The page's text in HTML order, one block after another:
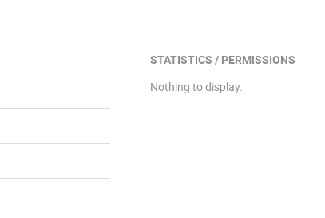
STATISTICS / PERMISSIONS
Nothing to display.